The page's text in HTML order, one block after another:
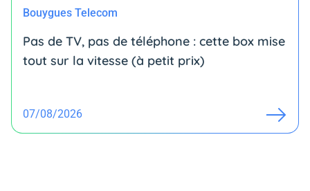
Bouygues Telecom
Pas de TV, pas de téléphone : cette box mise
tout sur la vitesse (à petit prix)
07/08/2026